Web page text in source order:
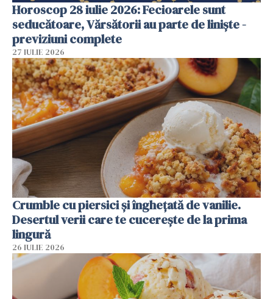
Horoscop 28 iulie 2026: Fecioarele sunt
seducătoare, Vărsătorii au parte de liniște -
previziuni complete
27 IULIE 2026
Crumble cu piersici și înghețată de vanilie.
Desertul verii care te cucerește de la prima
lingură
26 IULIE 2026